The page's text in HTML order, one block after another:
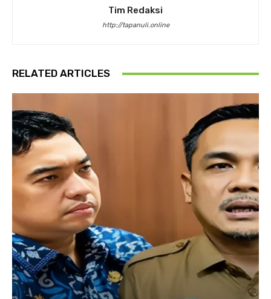
Tim Redaksi
http://tapanuli.online
RELATED ARTICLES